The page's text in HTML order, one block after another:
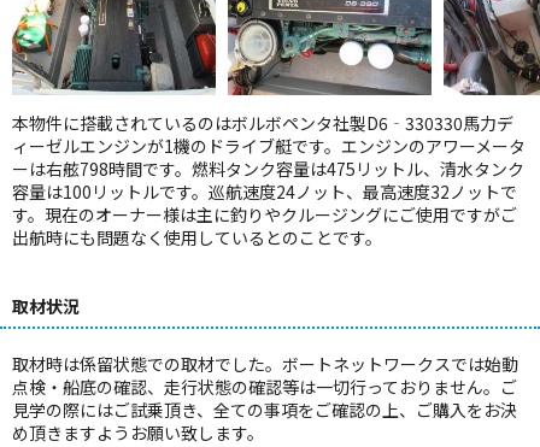
本物件に搭載されているのはボルボペンタ社製D6‐330330馬力デ
ィーゼルエンジンが1機のドライブ艇です。エンジンのアワーメータ
ーは右舷798時間です。燃料タンク容量は475リットル、清水タンク
容量は100リットルです。巡航速度24ノット、最高速度32ノットで
す。現在のオーナー様は主に釣りやクルージングにご使用ですがご
出航時にも問題なく使用しているとのことです。
取材状況
取材時は係留状態での取材でした。ボートネットワークスでは始動
点検・船底の確認、走行状態の確認等は一切行っておりません。ご
見学の際にはご試乗頂き、全ての事項をご確認の上、ご購入をお決
め頂きますようお願い致します。